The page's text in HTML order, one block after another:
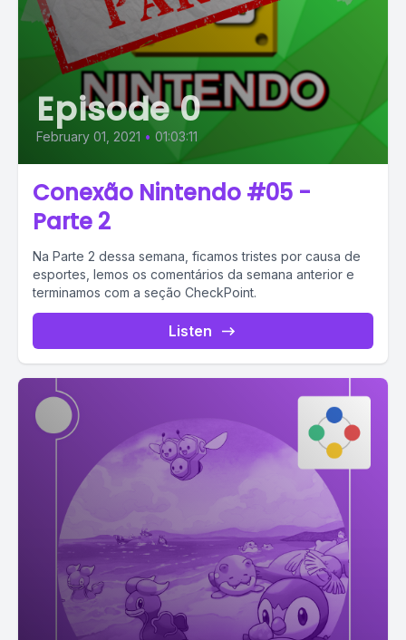
Episode 0
February 01, 2021 • 01:03:11
Conexão Nintendo #05 -
Parte 2
Na Parte 2 dessa semana, ficamos tristes por causa de
esportes, lemos os comentários da semana anterior e
terminamos com a seção CheckPoint.
Listen